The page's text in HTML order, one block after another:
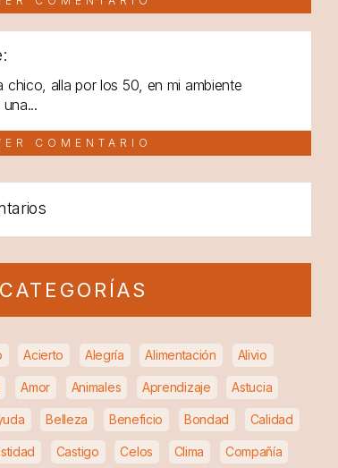
chico, alla por los 50, en mi ambiente
COMENTARIO
CATEGORÍAS
Acierto Alegría Alimentación Alivio
Amor Animales Aprendizaje Astucia
Belleza Beneficio Bondad Calidad
Castigo Celos Clima Compañía